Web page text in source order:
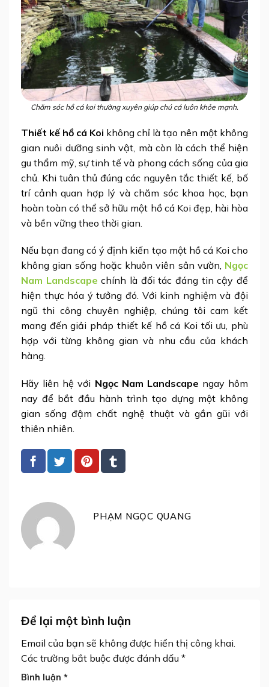
Chăm sóc hồ cá koi thường xuyên giúp chú cá luôn khỏe mạnh.
Thiết kế hồ cá Koi không chỉ là tạo nên một không
gian nuôi dưỡng sinh vật, mà còn là cách thể hiện
gu thẩm mỹ, sự tinh tế và phong cách sống của gia
chủ. Khi tuân thủ đúng các nguyên tắc thiết kế, bố
trí cảnh quan hợp lý và chăm sóc khoa học, bạn
hoàn toàn có thể sở hữu một hồ cá Koi đẹp, hài hòa
và bền vững theo thời gian.
Nếu bạn đang có ý định kiến tạo một hồ cá Koi cho
không gian sống hoặc khuôn viên sân vườn, Ngọc
Nam Landscape chính là đối tác đáng tin cậy để
hiện thực hóa ý tưởng đó. Với kinh nghiệm và đội
ngũ thi công chuyên nghiệp, chúng tôi cam kết
mang đến giải pháp thiết kế hồ cá Koi tối ưu, phù
hợp với từng không gian và nhu cầu của khách
hàng.
Hãy liên hệ với Ngọc Nam Landscape ngay hôm
nay để bắt đầu hành trình tạo dựng một không
gian sống đậm chất nghệ thuật và gần gũi với
thiên nhiên.
PHẠM NGỌC QUANG
Để lại một bình luận
Email của bạn sẽ không được hiển thị công khai.
Các trường bắt buộc được đánh dấu *
Bình luận *